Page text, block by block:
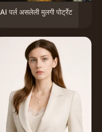
AI पर्ल असलेली मुलगी पोर्ट्रेट